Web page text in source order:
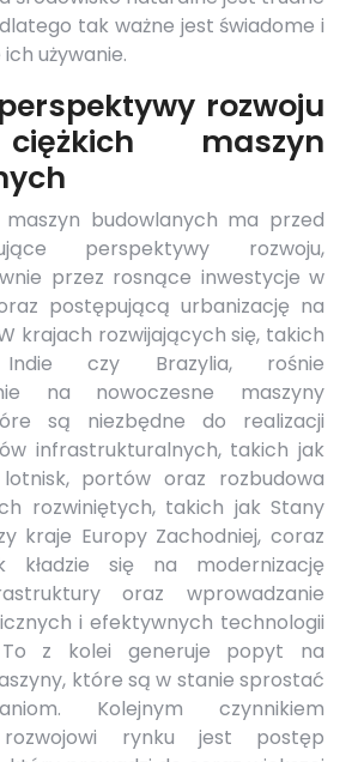
tak ważne jest świadome i
używanie.
rozwoju
maszyn
maszyn budowlanych ma przed
perspektywy rozwoju,
przez rosnące inwestycje w
postępującą urbanizację na
krajach rozwijających się, takich
czy Brazylia, rośnie
na nowoczesne maszyny
są niezbędne do realizacji
infrastrukturalnych, takich jak
portów oraz rozbudowa
rozwiniętych, takich jak Stany
kraje Europy Zachodniej, coraz
kładzie się na modernizację
oraz wprowadzanie
i efektywnych technologii
To z kolei generuje popyt na
które są w stanie sprostać
Kolejnym czynnikiem
rozwojowi rynku jest postęp